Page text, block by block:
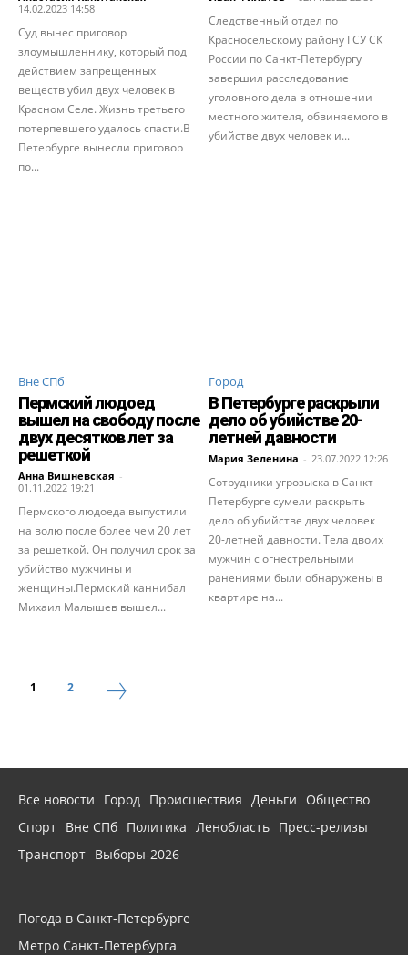
14.02.2023 14:58
Суд вынес приговор
злоумышленнику, который под
действием запрещенных
веществ убил двух человек в
Красном Селе. Жизнь третьего
потерпевшего удалось спасти.В
Петербурге вынесли приговор
по...
Следственный отдел по
Красносельскому району ГСУ СК
России по Санкт-Петербургу
завершил расследование
уголовного дела в отношении
местного жителя, обвиняемого в
убийстве двух человек и...
Вне СПб
Пермский людоед
вышел на свободу после
двух десятков лет за
решеткой
Анна Вишневская -
01.11.2022 19:21
Пермского людоеда выпустили
на волю после более чем 20 лет
за решеткой. Он получил срок за
убийство мужчины и
женщины.Пермский каннибал
Михаил Малышев вышел...
Город
В Петербурге раскрыли
дело об убийстве 20-
летней давности
Мария Зеленина - 23.07.2022 12:26
Сотрудники угрозыска в Санкт-
Петербурге сумели раскрыть
дело об убийстве двух человек
20-летней давности. Тела двоих
мужчин с огнестрельными
ранениями были обнаружены в
квартире на...
1 2
Все новости Город Происшествия Деньги
Общество
Спорт Вне СПб Политика Ленобласть Пресс-релизы
Транспорт Выборы-2026
Погода в Санкт-Петербурге
Метро Санкт-Петербурга